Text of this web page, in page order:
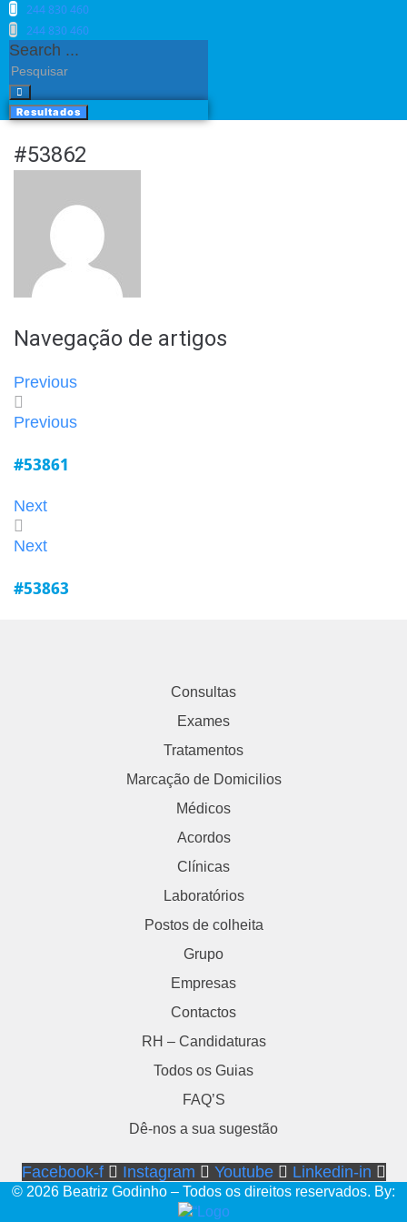
244 830 460​
244 830 460​
Search ...
Resultados
#53862
Navegação de artigos
Previous
Previous
#53861
Next
Next
#53863
Consultas
Exames
Tratamentos
Marcação de Domicilios
Médicos
Acordos
Clínicas
Laboratórios
Postos de colheita
Grupo
Empresas
Contactos
RH – Candidaturas
Todos os Guias
FAQ’S
Dê-nos a sua sugestão
Facebook-f Instagram Youtube Linkedin-in
© 2026 Beatriz Godinho – Todos os direitos reservados. By: